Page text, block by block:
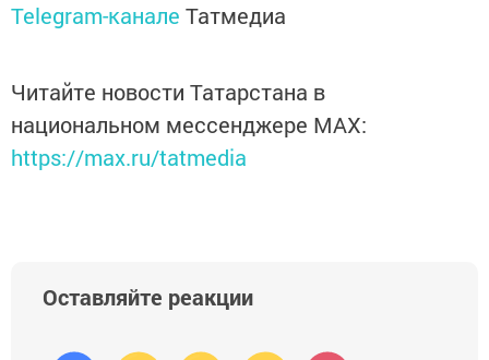
Telegram-канале Татмедиа
Читайте новости Татарстана в
национальном мессенджере MАХ:
https://max.ru/tatmedia
Оставляйте реакции